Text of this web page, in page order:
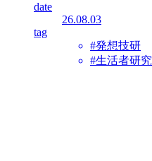
date
26.08.03
tag
#発想技研
#生活者研究